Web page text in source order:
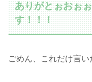
ありがとぉおぉ
す！！！
ごめん、これだけ言い